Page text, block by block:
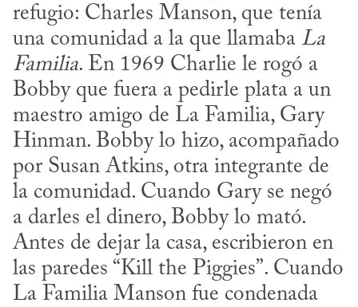
refugio: Charles Manson, que tenía
una comunidad a la que llamaba La
Familia. En 1969 Charlie le rogó a
Bobby que fuera a pedirle plata a un
maestro amigo de La Familia, Gary
Hinman. Bobby lo hizo, acompañado
por Susan Atkins, otra integrante de
la comunidad. Cuando Gary se negó
a darles el dinero, Bobby lo mató.
Antes de dejar la casa, escribieron en
las paredes “Kill the Piggies”. Cuando
La Familia Manson fue condenada